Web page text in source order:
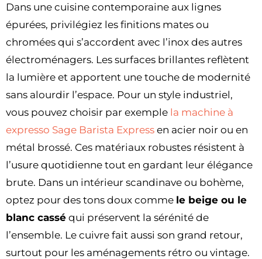
Dans une cuisine contemporaine aux lignes
épurées, privilégiez les finitions mates ou
chromées qui s’accordent avec l’inox des autres
électroménagers. Les surfaces brillantes reflètent
la lumière et apportent une touche de modernité
sans alourdir l’espace. Pour un style industriel,
vous pouvez choisir par exemple la machine à
expresso Sage Barista Express en acier noir ou en
métal brossé. Ces matériaux robustes résistent à
l’usure quotidienne tout en gardant leur élégance
brute. Dans un intérieur scandinave ou bohème,
optez pour des tons doux comme le beige ou le
blanc cassé qui préservent la sérénité de
l’ensemble. Le cuivre fait aussi son grand retour,
surtout pour les aménagements rétro ou vintage.